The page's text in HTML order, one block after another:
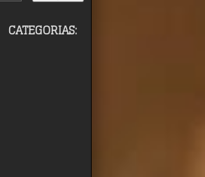
CATEGORIAS: